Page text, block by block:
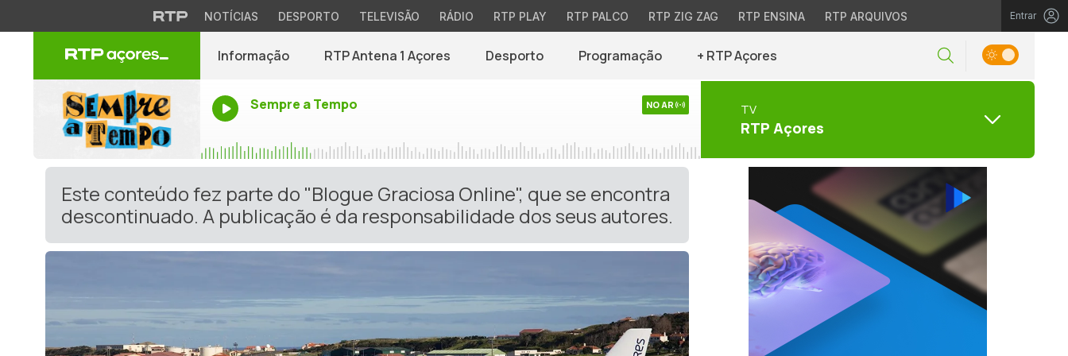
NOTÍCIAS DESPORTO TELEVISÃO RÁDIO RTP PLAY RTP PALCO RTP ZIG ZAG RTP ENSINA RTP ARQUIVOS Entrar
Informação RTP Antena 1 Açores Desporto Programação + RTP Açores
Sempre a Tempo NO AR TV
RTP Açores
Este conteúdo fez parte do "Blogue Graciosa Online", que se encontra
descontinuado. A publicação é da responsabilidade dos seus autores.